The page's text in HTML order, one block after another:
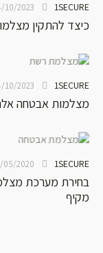
1SECURE
10/2023
כיצד להתקין
1SECURE
10/2023
מצלמות אבטחה
1SECURE
05/2020
בחירת מערכת
מקיף